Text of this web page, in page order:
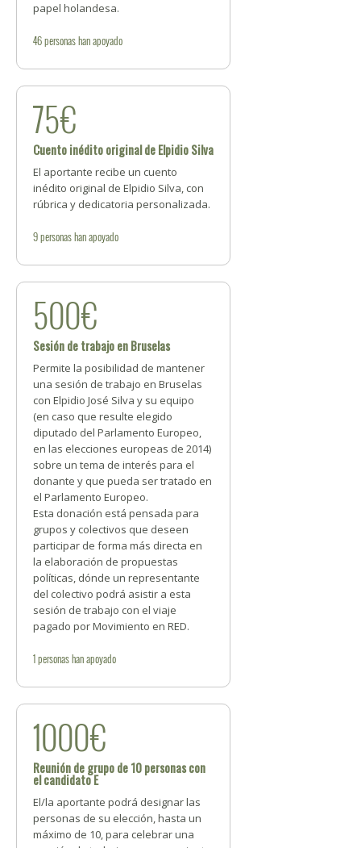
papel holandesa.
46personashan apoyado
75€
Cuento inédito original de Elpidio Silva
El aportante recibe un cuento
inédito original de Elpidio Silva, con
rúbrica y dedicatoria personalizada.
9personashan apoyado
500€
Sesión de trabajo en Bruselas
Permite la posibilidad de mantener
una sesión de trabajo en Bruselas
con Elpidio José Silva y su equipo
(en caso que resulte elegido
diputado del Parlamento Europeo,
en las elecciones europeas de 2014)
sobre un tema de interés para el
donante y que pueda ser tratado en
el Parlamento Europeo.
Esta donación está pensada para
grupos y colectivos que deseen
participar de forma más directa en
la elaboración de propuestas
políticas, dónde un representante
del colectivo podrá asistir a esta
sesión de trabajo con el viaje
pagado por Movimiento en RED.
1personashan apoyado
1000€
Reunión de grupo de 10 personas con
el candidato E
El/la aportante podrá designar las
personas de su elección, hasta un
máximo de 10, para celebrar una